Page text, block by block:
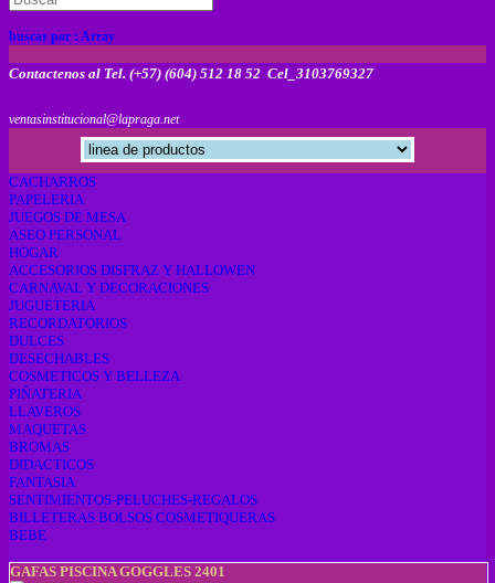
buscar por : Array
Contactenos al Tel. (+57) (604) 512 18 52 Cel_3103769327
ventasinstitucional@lapraga.net
CACHARROS
PAPELERIA
JUEGOS DE MESA
ASEO PERSONAL
HOGAR
ACCESORIOS DISFRAZ Y HALLOWEN
CARNAVAL Y DECORACIONES
JUGUETERIA
RECORDATORIOS
DULCES
DESECHABLES
COSMETICOS Y BELLEZA
PIÑATERIA
LLAVEROS
MAQUETAS
BROMAS
DIDACTICOS
FANTASIA
SENTIMIENTOS-PELUCHES-REGALOS
BILLETERAS BOLSOS COSMETIQUERAS
BEBE
GAFAS PISCINA GOGGLES 2401